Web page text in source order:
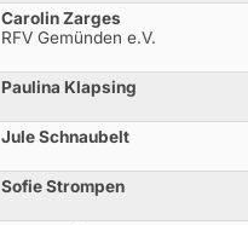
Carolin Zarges
RFV Gemünden e.V.
Paulina Klapsing
Jule Schnaubelt
Sofie Strompen